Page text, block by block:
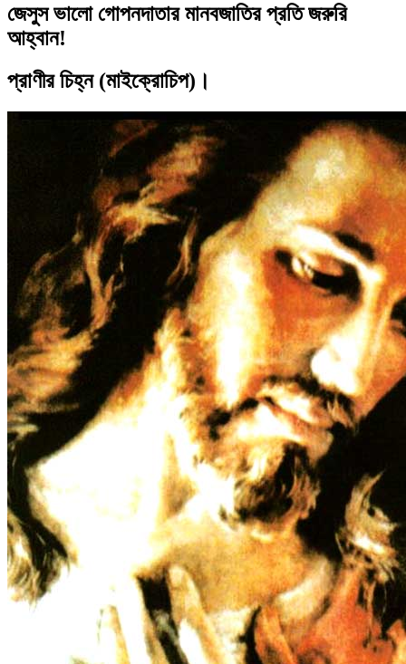
জেসুস ভালো গোপনদাতার মানবজাতির প্রতি জরুরি
আহ্বান!
প্রাণীর চিহ্ন (মাইক্রোচিপ)।